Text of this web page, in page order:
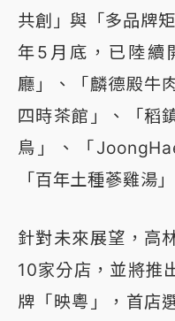
共創」與「多品牌
年5月底，已陸續
廳」、「麟德殿牛
四時茶館」、「稻
鳥」、「
「百年土種蔘雞湯
針對未來展望，高
10家分店，並將推
牌「映粵」，首店